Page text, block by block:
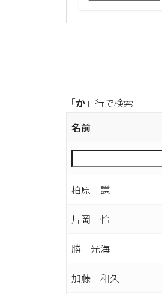
「か」行で検索
名前
柏原 謙
片岡 怜
勝 光海
加藤 和久